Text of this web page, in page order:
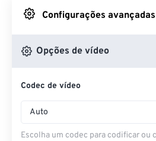
Do Google
Do OneDrive
Configurações
Opções de vídeo
Codec de vídeo
Auto
Escolha um codec para codificar ou